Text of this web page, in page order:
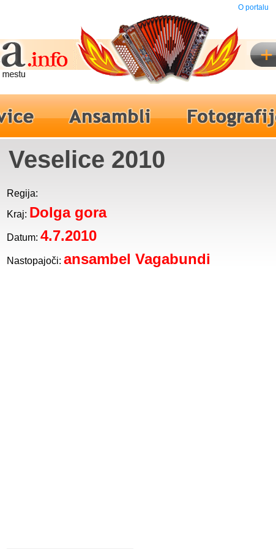
O portalu
Veselice 2010
Regija:
Kraj: Dolga gora
Datum: 4.7.2010
Nastopajoči: ansambel Vagabundi